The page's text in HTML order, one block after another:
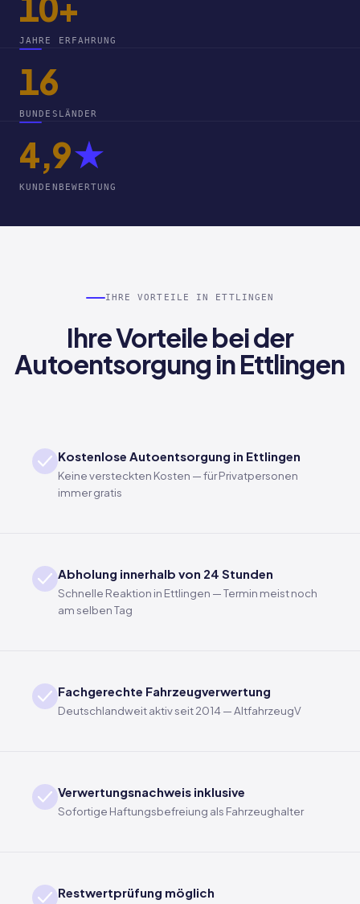
JAHRE ERFAHRUNG
16
BUNDESLÄNDER
4,9★
KUNDENBEWERTUNG
IHRE VORTEILE IN ETTLINGEN
Ihre Vorteile bei der
Autoentsorgung in Ettlingen
Kostenlose Autoentsorgung in Ettlingen
Keine versteckten Kosten — für Privatpersonen
immer gratis
Abholung innerhalb von 24 Stunden
Schnelle Reaktion in Ettlingen — Termin meist noch
am selben Tag
Fachgerechte Fahrzeugverwertung
Deutschlandweit aktiv seit 2014 — AltfahrzeugV
Verwertungsnachweis inklusive
Sofortige Haftungsbefreiung als Fahrzeughalter
Restwertprüfung möglich